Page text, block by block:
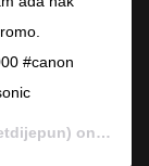
#canon
on Jan 7,